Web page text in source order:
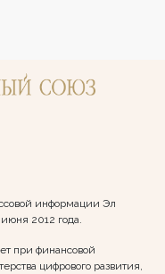
информации Эл
2012 года.
при финансовой
цифрового развития,